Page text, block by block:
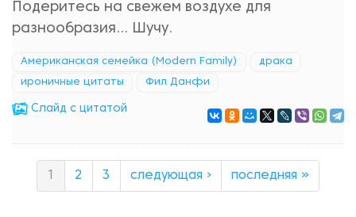
Подеритесь на свежем воздухе для
разнообразия... Шучу.
Американская семейка (Modern Family) драка
ироничные цитаты Фил Данфи
Cлайд с цитатой
2 3 следующая › последняя »